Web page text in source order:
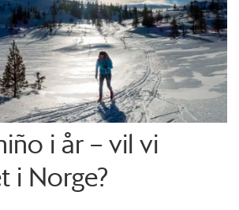
i år – vil vi
i Norge?